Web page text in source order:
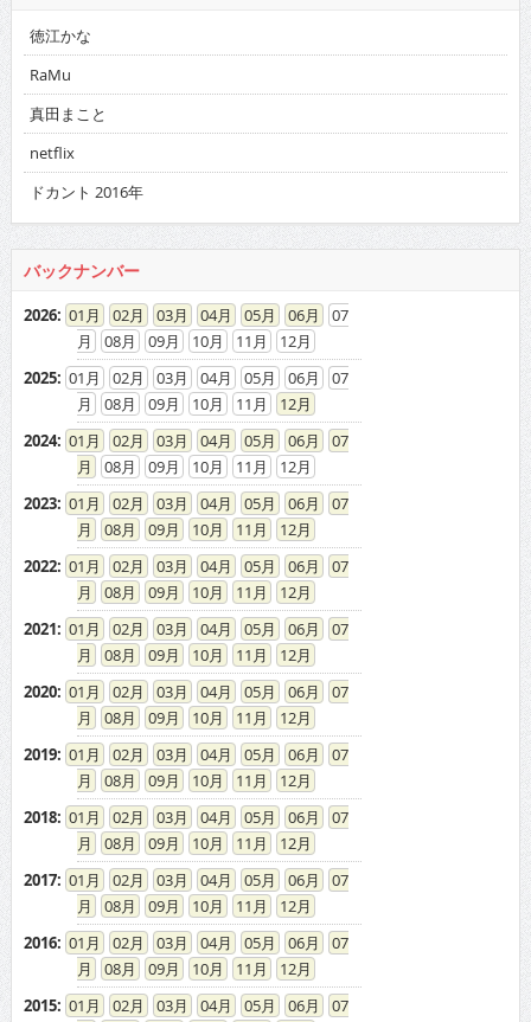
真田まこと
netflix
ドカント 2016年
2026:01 02 03 04 05 06
07
08
2025: 01 02 03 04 05 06
07
08
09 10 11
12
2024: 01 02 03 04 05 06
07
08
09 10 11
12
2023: 01 02 03 04 05 06
07
08
09 10 11
12
2022: 01 02 03 04 05 06
07
08
09 10 11
12
2021: 01 02 03 04 05 06
07
08
09 10 11
12
2020: 01 02 03 04 05 06
07
08
09 10 11
12
2019: 01 02 03 04 05 06
07
08
09 10 11
12
2018: 01 02 03 04 05 06
07
08
09 10 11
12
2017: 01 02 03 04 05 06
07
08
09 10 11
12
2016: 01 02 03 04 05 06
07
08
09 10 11
12
2015: 01 02 03 04 05 06
07
08
09 10 11
12
2014: 01 02 03 04 05 06
07